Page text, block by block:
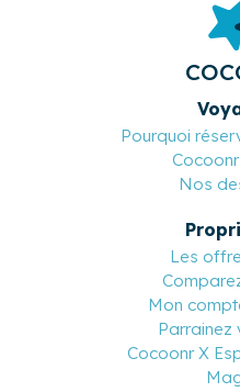
Pourquoi
Nos
Les
Mon
Parrainez
Cocoonr X